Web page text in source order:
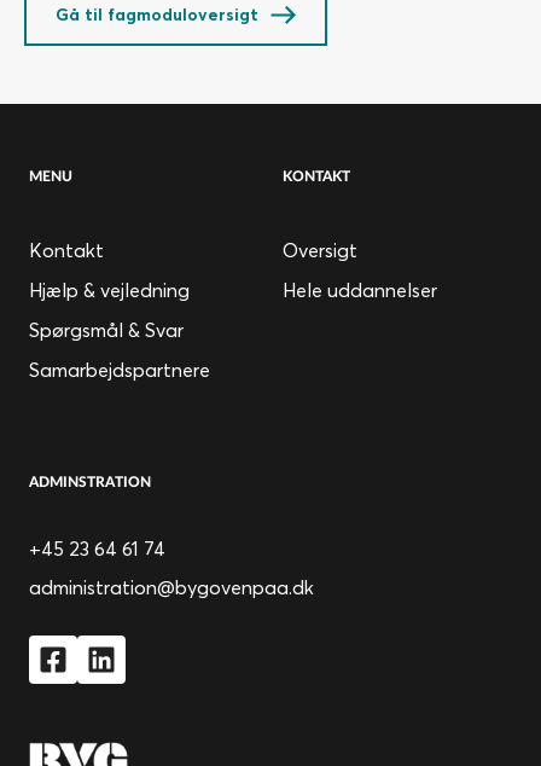
Gå til fagmoduloversigt
MENU
Kontakt
Hjælp & vejledning
Spørgsmål & Svar
Samarbejdspartnere
KONTAKT
Oversigt
Hele uddannelser
ADMINSTRATION
+45 23 64 61 74
administration@bygovenpaa.dk